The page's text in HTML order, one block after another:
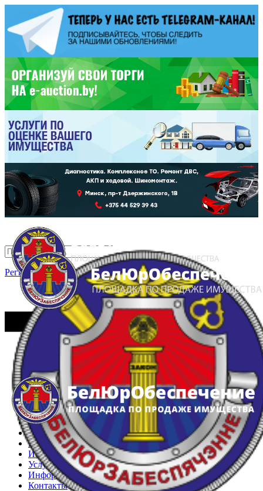
Регистрация Вход
Главная
Арестованное имущество
Реестр несостоявшихся торгов
Реестр переоценок
Частное имущество
Государственное имущество
Интернет-магазин
Интернет-витрина
Услуги
Информация
Контакты